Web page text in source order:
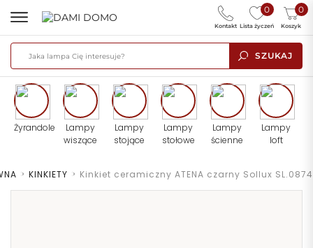
SZUKAJ
0
Lista życzeń
0
Koszyk
Kontakt
Żyrandole
Lampy
wiszące
Lampy
stojące
Lampy
stołowe
Lampy
ścienne
Lampy
loft
> KINKIETY > Kinkiet ceramiczny ATENA czarny Sollux SL.0874